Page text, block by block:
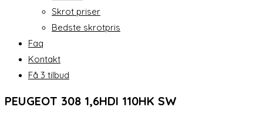
Skrot priser
Bedste skrotpris
Faq
Kontakt
Få 3 tilbud
PEUGEOT 308 1,6HDI 110HK SW